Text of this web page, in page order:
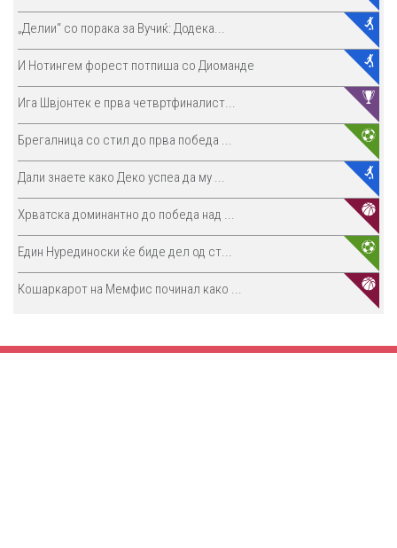
„Делии“ со порака за Вучиќ: Додека...
И Нотингем форест потпиша со Диоманде
Ига Швјонтек е прва четвртфиналист...
Брегалница со стил до прва победа ...
Дали знаете како Деко успеа да му ...
Хрватска доминантно до победа над ...
Един Нурединоски ќе биде дел од ст...
Кошаркарот на Мемфис починал како ...